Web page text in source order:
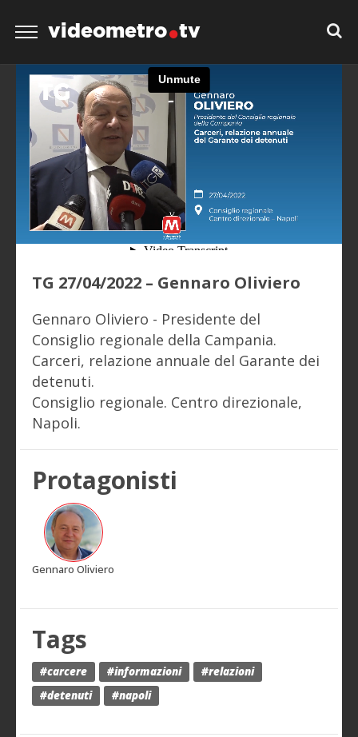
videometro tv
TG 27/04/2022 – Gennaro Oliviero
Gennaro Oliviero - Presidente del
Consiglio regionale della Campania.
Carceri, relazione annuale del Garante dei
detenuti.
Consiglio regionale. Centro direzionale,
Napoli.
Protagonisti
Gennaro Oliviero
Tags
#carcere #informazioni
#relazioni
#detenuti
#napoli